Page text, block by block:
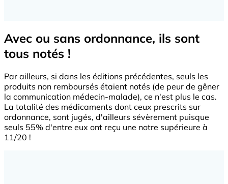
Avec ou sans ordonnance, ils sont
tous notés !
Par ailleurs, si dans les éditions précédentes, seuls les
produits non remboursés étaient notés (de peur de gêner
la communication médecin-malade), ce n'est plus le cas.
La totalité des médicaments dont ceux prescrits sur
ordonnance, sont jugés, d'ailleurs sévèrement puisque
seuls 55% d'entre eux ont reçu une notre supérieure à
11/20 !